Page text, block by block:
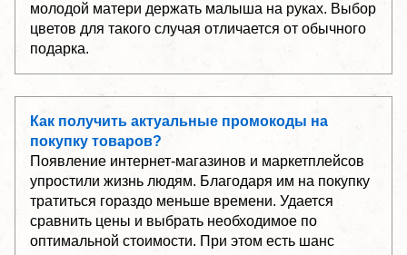
молодой матери держать малыша на руках. Выбор
цветов для такого случая отличается от обычного
подарка.
Как получить актуальные промокоды на
покупку товаров?
Появление интернет-магазинов и маркетплейсов
упростили жизнь людям. Благодаря им на покупку
тратиться гораздо меньше времени. Удается
сравнить цены и выбрать необходимое по
оптимальной стоимости. При этом есть шанс